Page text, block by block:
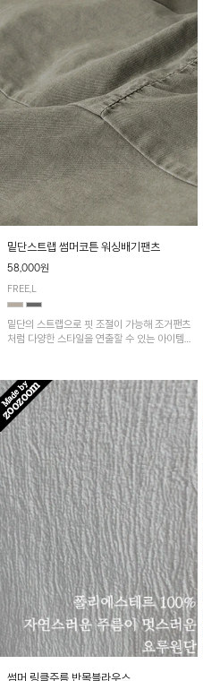
밑단스트랩 썸머코튼 워싱배기팬츠
58,000원
FREE,L
밑단의 스트랩으로 핏 조절이 가능해 조거팬츠
처럼 다양한 스타일을 연출할 수 있는 아이템!